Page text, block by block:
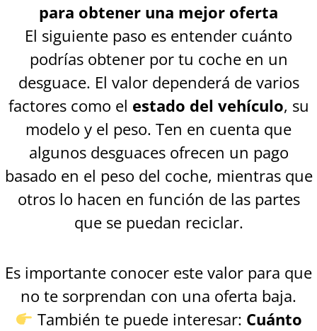
para obtener una mejor oferta
El siguiente paso es entender cuánto
podrías obtener por tu coche en un
desguace. El valor dependerá de varios
factores como el estado del vehículo, su
modelo y el peso. Ten en cuenta que
algunos desguaces ofrecen un pago
basado en el peso del coche, mientras que
otros lo hacen en función de las partes
que se puedan reciclar.
Es importante conocer este valor para que
no te sorprendan con una oferta baja.
También te puede interesar: Cuánto